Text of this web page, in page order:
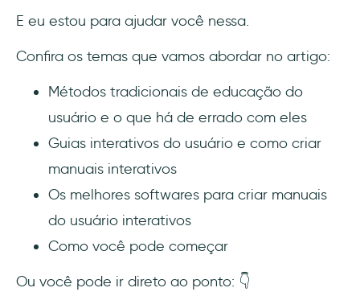
Quanto tempo leva para criar um manual
interativo?
Como posso tornar meu conteúdo mais
Como você pode criar um manual do
usuário para um site?
E eu estou para ajudar você nessa.
Confira os temas que vamos abordar no artigo:
Métodos tradicionais de educação do
usuário e o que há de errado com eles
Guias interativos do usuário e como criar
manuais interativos
Os melhores softwares para criar manuais
do usuário interativos
Como você pode começar
Ou você pode ir direto ao ponto: 👇